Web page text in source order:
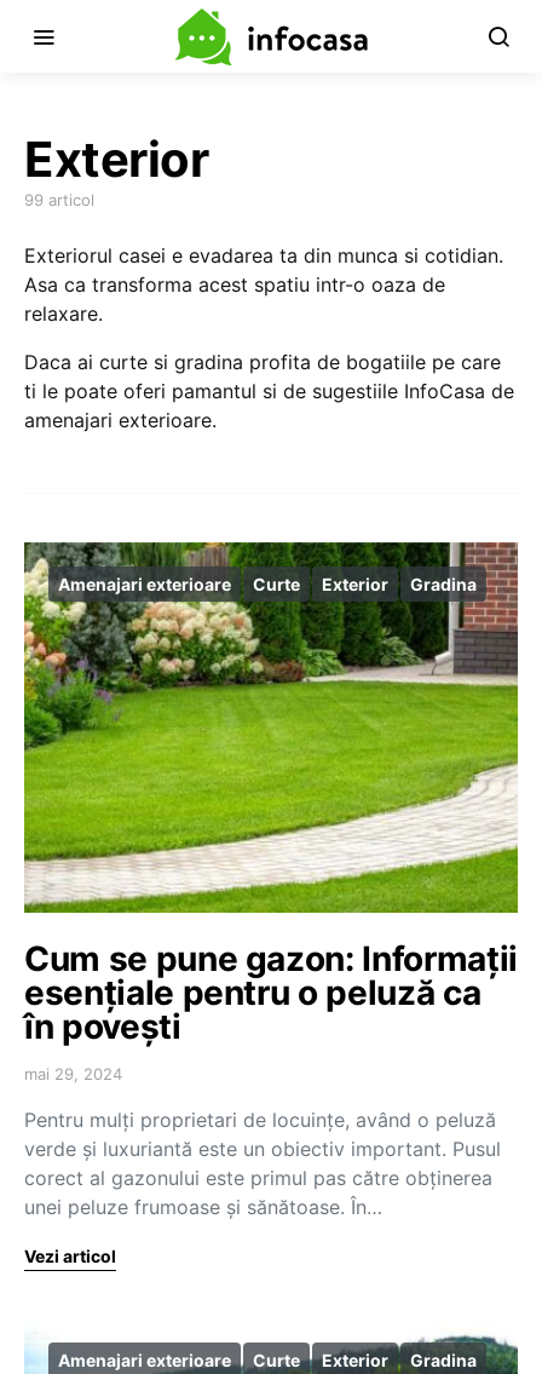
Exterior
99 articol
Exteriorul casei e evadarea ta din munca si cotidian.
Asa ca transforma acest spatiu intr-o oaza de
relaxare.
Daca ai curte si gradina profita de bogatiile pe care
ti le poate oferi pamantul si de sugestiile InfoCasa de
amenajari exterioare.
Amenajari exterioare Curte Exterior Gradina
Cum se pune gazon: Informații
esențiale pentru o peluză ca
în povești
mai 29, 2024
Pentru mulți proprietari de locuințe, având o peluză
verde și luxuriantă este un obiectiv important. Pusul
corect al gazonului este primul pas către obținerea
unei peluze frumoase și sănătoase. În…
Vezi articol
Amenajari exterioare Curte Exterior Gradina